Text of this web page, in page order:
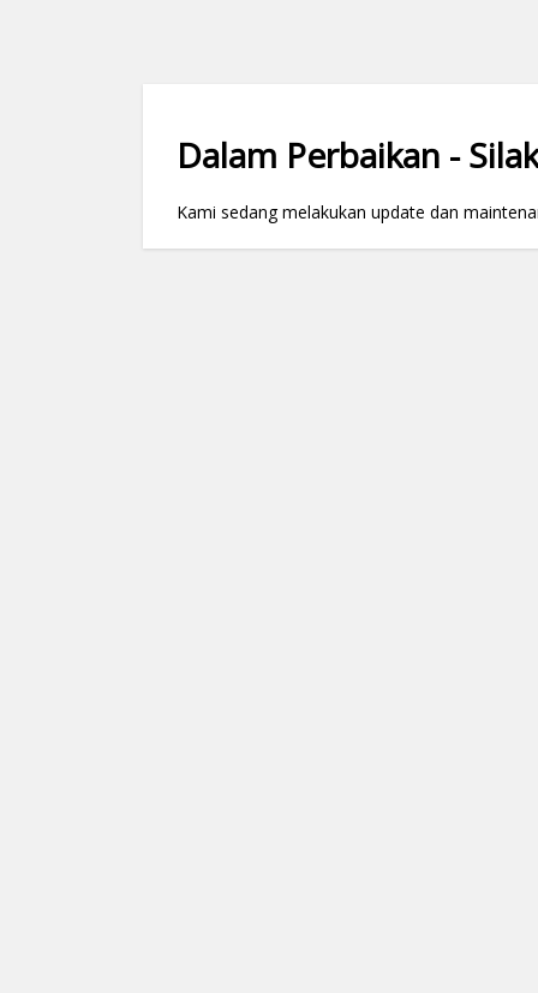
Dalam Perbaikan -
Kami sedang melakukan update dan